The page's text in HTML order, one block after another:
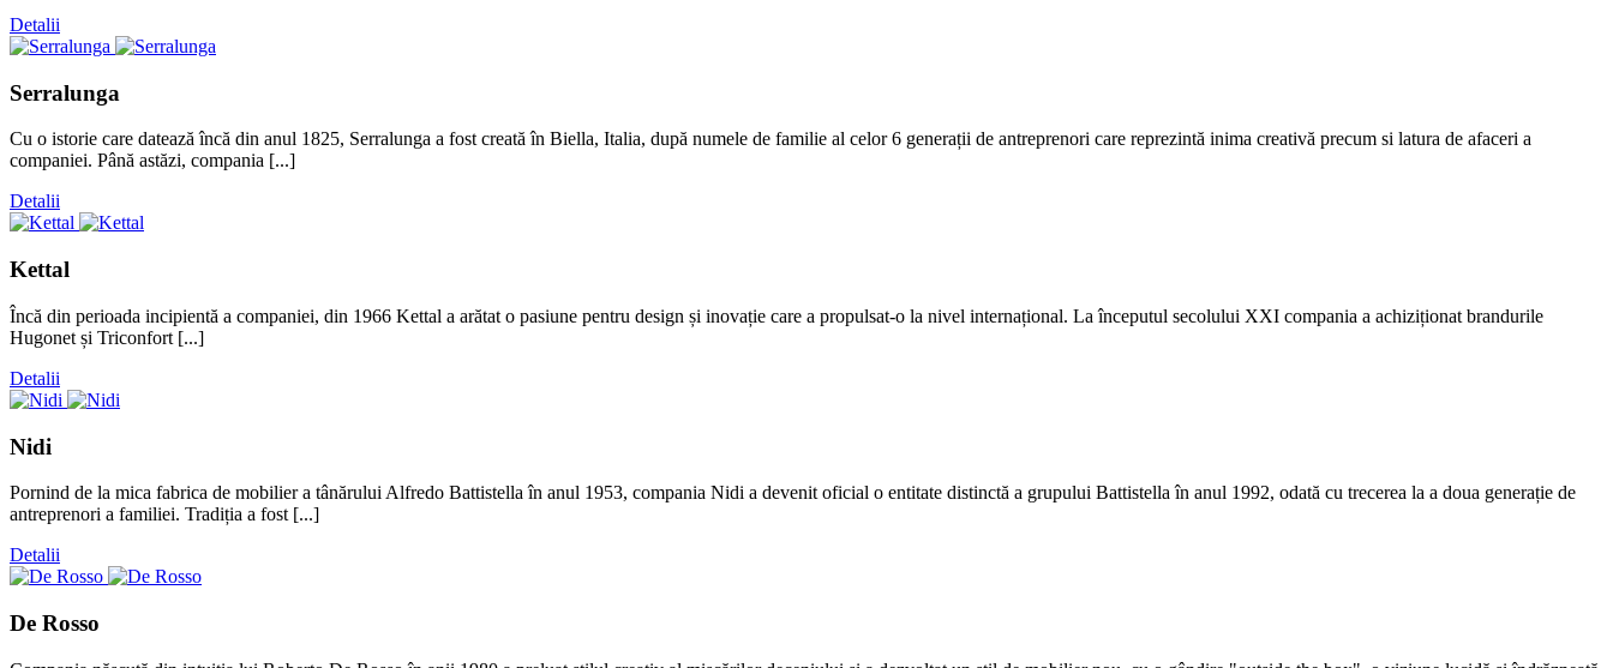
Detalii
Serralunga
Cu o istorie care datează încă din anul 1825, Serralunga a fost creată în Biella, Italia, după numele de familie al celor 6 generații de antreprenori care reprezintă inima creativă precum si latura de afaceri a
companiei. Până astăzi, compania [...]
Detalii
Kettal
Încă din perioada incipientă a companiei, din 1966 Kettal a arătat o pasiune pentru design și inovație care a propulsat-o la nivel internațional. La începutul secolului XXI compania a achiziționat brandurile
Hugonet și Triconfort [...]
Detalii
Nidi
Pornind de la mica fabrica de mobilier a tânărului Alfredo Battistella în anul 1953, compania Nidi a devenit oficial o entitate distinctă a grupului Battistella în anul 1992, odată cu trecerea la a doua generație de
antreprenori a familiei. Tradiția a fost [...]
Detalii
De Rosso